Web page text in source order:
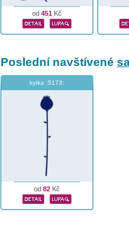
od 451 Kč
Poslední navštívené
kytka :5173:
od 82 Kč